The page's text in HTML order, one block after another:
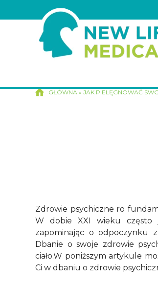
GŁÓWNA » JAK PIELĘGNOWAĆ
Zdrowie psychiczne ro
W dobie XXI wieku często
zapominając o odpoczynku
Dbanie o swoje zdrowie
ciało.W poniższym artykule
Ci w dbaniu o zdrowie